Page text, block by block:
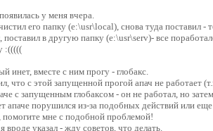
у меня вчера.
его папку (e:\usr\local), снова туда поставил -
поставил в другую папку (e:\usr\serv)- все
:(((((
инет, вместе с ним прогу - глобакс.
что с этой запущенной прогой апач не работает
с запущенным глобаксом - он не работал, но
порушился из-за подобных действий или еще
помогите мне с подобной проблемой!
вроде указал - жду советов, что делать.